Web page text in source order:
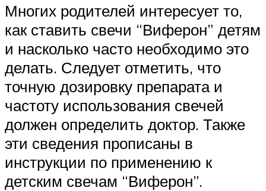
Многих родителей интересует то,
как ставить свечи “Виферон” детям
и насколько часто необходимо это
делать. Следует отметить, что
точную дозировку препарата и
частоту использования свечей
должен определить доктор. Также
эти сведения прописаны в
инструкции по применению к
детским свечам “Виферон”.